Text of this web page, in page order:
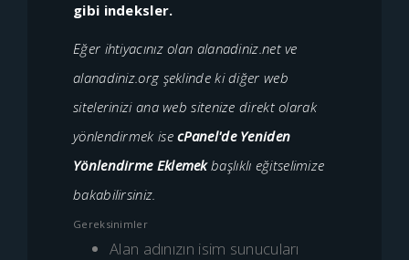
gibi indeksler.
Eğer ihtiyacınız olan alanadiniz.net ve
alanadiniz.org şeklinde ki diğer web
sitelerinizi ana web sitenize direkt olarak
yönlendirmek isecPanel'de Yeniden
Yönlendirme Eklemekbaşlıklı eğitselimize
bakabilirsiniz.
Gereksinimler
Alan adınızın isim sunucuları